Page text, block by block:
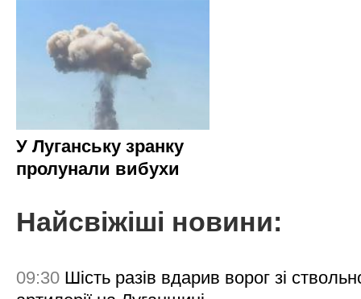
У Луганську зранку
пролунали вибухи
Найсвіжіші новини:
09:30 Шість разів вдарив ворог зі